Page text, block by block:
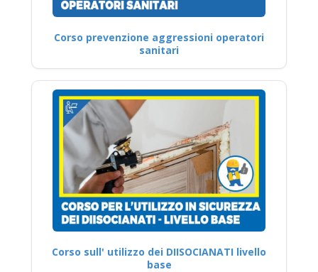
Corso prevenzione aggressioni operatori
sanitari
Corso sull' utilizzo dei DIISOCIANATI livello
base